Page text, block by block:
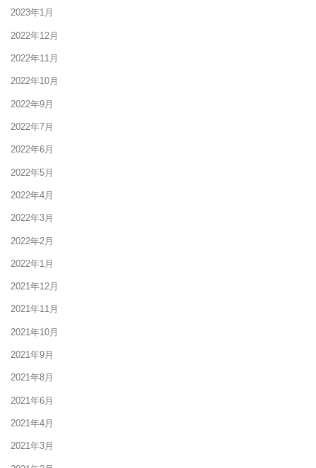
2023年1月
2022年12月
2022年11月
2022年10月
2022年9月
2022年7月
2022年6月
2022年5月
2022年4月
2022年3月
2022年2月
2022年1月
2021年12月
2021年11月
2021年10月
2021年9月
2021年8月
2021年6月
2021年4月
2021年3月